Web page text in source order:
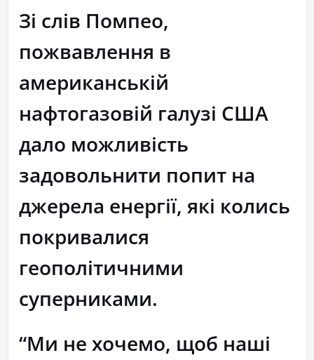
Зі слів Помпео,
пожвавлення в
американській
нафтогазовій галузі США
дало можливість
задовольнити попит на
джерела енергії, які колись
покривалися
геополітичними
суперниками.
“Ми не хочемо, щоб наші